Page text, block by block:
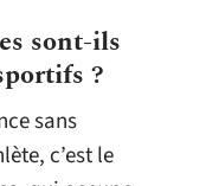
sont-ils
?
sans
c’est le